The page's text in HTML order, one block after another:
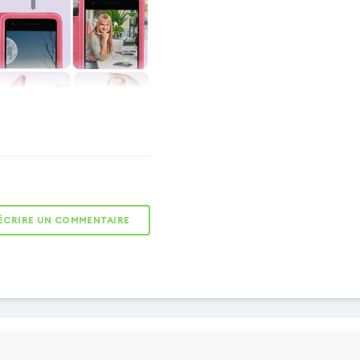
intégralité : écran,
côtés, dos.
UN COMMENTAIRE